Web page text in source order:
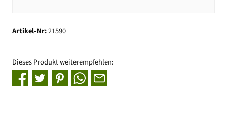
Artikel-Nr:21590
Dieses Produkt weiterempfehlen: